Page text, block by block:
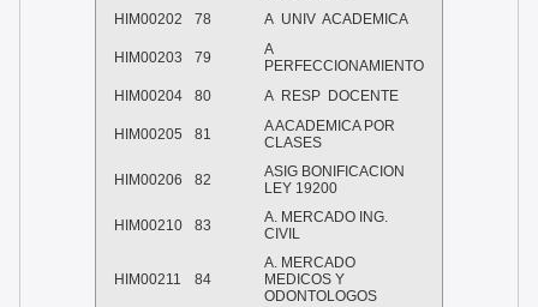
HIM00202
78 A UNIV ACADEMICA
HIM00203 79
A
PERFECCIONAMIENTO
HIM00204
80 A RESP DOCENTE
HIM00205 81
A ACADEMICA POR
CLASES
HIM00206 82
ASIG BONIFICACION
LEY 19200
HIM00210 83
A. MERCADO ING.
CIVIL
HIM00211 84
A. MERCADO
MEDICOS Y
ODONTOLOGOS